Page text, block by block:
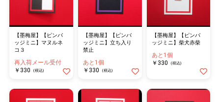
【墨梅屋】【ピンバ
ッジミニ】マヌルネ
コ３
再入荷メール受付
￥330
(税込)
【墨梅屋】【ピンバ
ッジミニ】立ち入り
禁止
あと1個
￥330
(税込)
【墨梅屋】【ピンバ
ッジミニ】柴犬赤柴
あと1個
￥330
(税込)